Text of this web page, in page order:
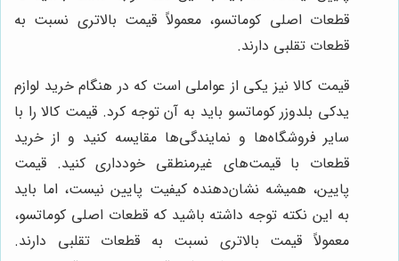
قطعات اصلی کوماتسو، معمولاً قیمت بالاتری نسبت به
قطعات تقلبی دارند.
قیمت کالا نیز یکی از عواملی است که در هنگام خرید لوازم
یدکی بلدوزر کوماتسو باید به آن توجه کرد. قیمت کالا را با
سایر فروشگاه‌ها و نمایندگی‌ها مقایسه کنید و از خرید
قطعات با قیمت‌های غیرمنطقی خودداری کنید. قیمت
پایین، همیشه نشان‌دهنده کیفیت پایین نیست، اما باید
به این نکته توجه داشته باشید که قطعات اصلی کوماتسو،
معمولاً قیمت بالاتری نسبت به قطعات تقلبی دارند.